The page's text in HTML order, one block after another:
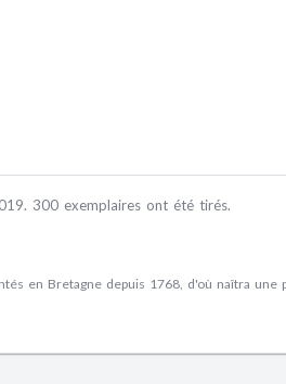
300 exemplaires ont été tirés.
en Bretagne depuis 1768, d'où naîtra une